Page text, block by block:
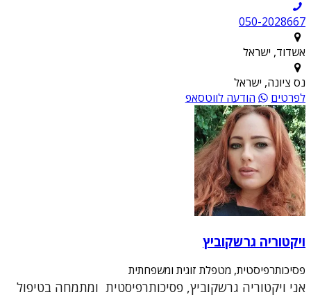
050-2028667
אשדוד, ישראל
נס ציונה, ישראל
לפרטים
הודעה לווטסאפ
ויקטוריה גרשקוביץ
פסיכותרפיסטית, מטפלת זוגית ומשפחתית
אני ויקטוריה גרשקוביץ, פסיכותרפיסטית ומתמחה בטיפול